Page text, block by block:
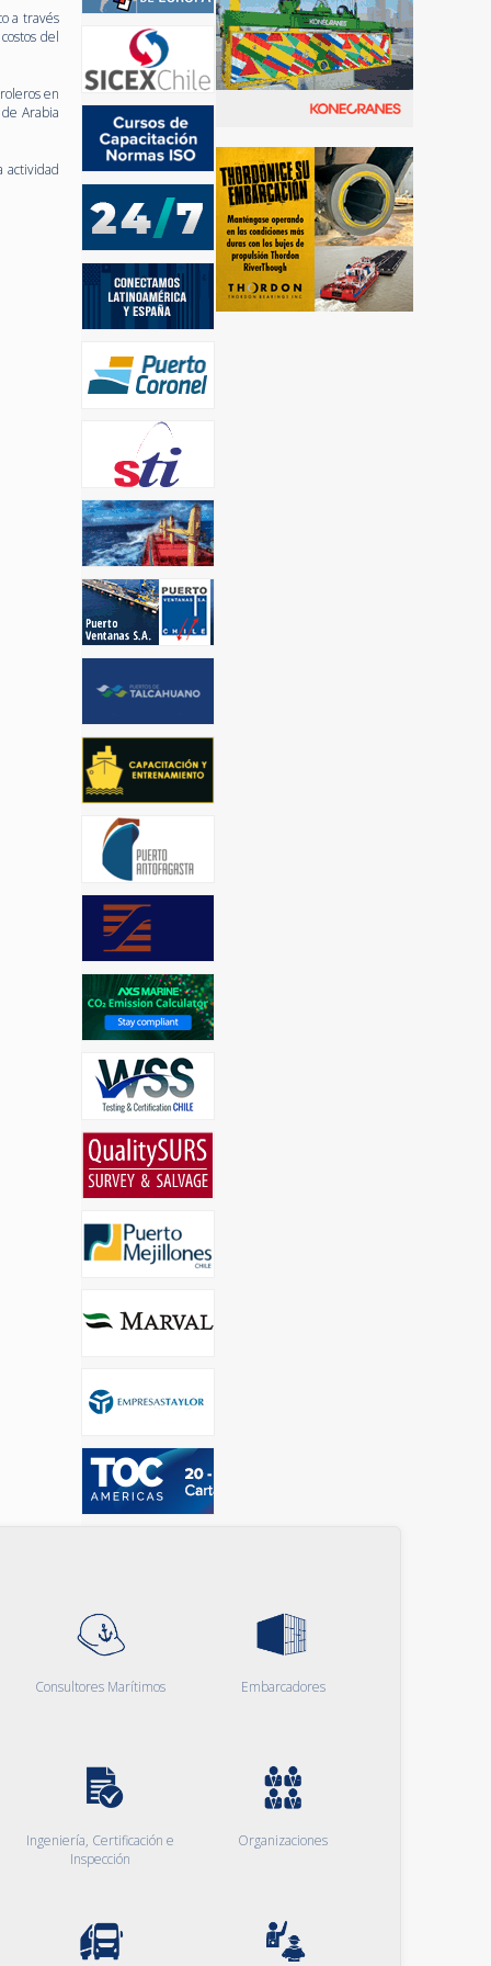
a través
del
en
Arabia
actividad
Consultores Marítimos Embarcadores
Ingeniería, Certificación e
Inspección
Organizaciones